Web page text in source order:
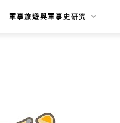
軍事旅遊與軍事史研究